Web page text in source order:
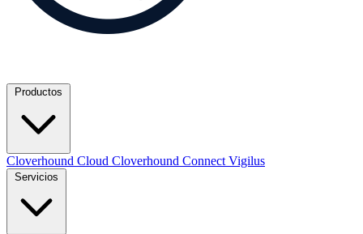
Cloverhound Cloud Cloverhound Connect Vigilus